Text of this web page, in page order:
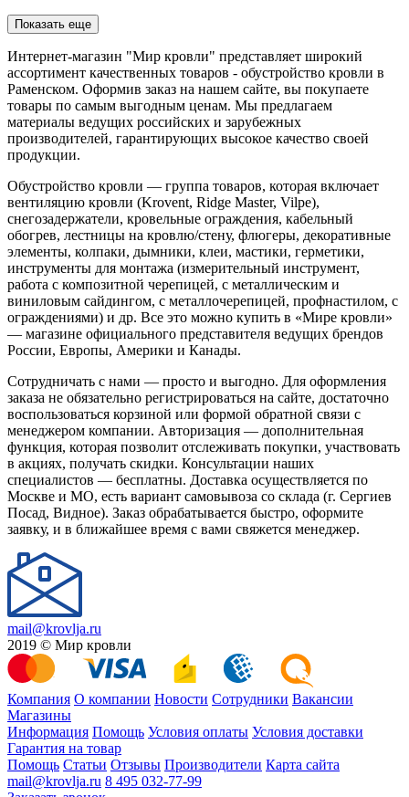
Показать еще
Интернет-магазин "Мир кровли" представляет широкий
ассортимент качественных товаров - обустройство кровли в
Раменском. Оформив заказ на нашем сайте, вы покупаете
товары по самым выгодным ценам. Мы предлагаем
материалы ведущих российских и зарубежных
производителей, гарантирующих высокое качество своей
продукции.
Обустройство кровли — группа товаров, которая включает
вентиляцию кровли (Krovent, Ridge Master, Vilpe),
снегозадержатели, кровельные ограждения, кабельный
обогрев, лестницы на кровлю/стену, флюгеры, декоративные
элементы, колпаки, дымники, клеи, мастики, герметики,
инструменты для монтажа (измерительный инструмент,
работа с композитной черепицей, с металлическим и
виниловым сайдингом, с металлочерепицей, профнастилом, с
ограждениями) и др. Все это можно купить в «Мире кровли»
— магазине официального представителя ведущих брендов
России, Европы, Америки и Канады.
Сотрудничать с нами — просто и выгодно. Для оформления
заказа не обязательно регистрироваться на сайте, достаточно
воспользоваться корзиной или формой обратной связи с
менеджером компании. Авторизация — дополнительная
функция, которая позволит отслеживать покупки, участвовать
в акциях, получать скидки. Консультации наших
специалистов — бесплатны. Доставка осуществляется по
Москве и МО, есть вариант самовывоза со склада (г. Сергиев
Посад, Видное). Заказ обрабатывается быстро, оформите
заявку, и в ближайшее время с вами свяжется менеджер.
mail@krovlja.ru
2019 © Мир кровли
Компания О компании Новости Сотрудники Вакансии
Магазины
Информация Помощь Условия оплаты Условия доставки
Гарантия на товар
Помощь Статьи Отзывы Производители Карта сайта
mail@krovlja.ru 8 495 032-77-99